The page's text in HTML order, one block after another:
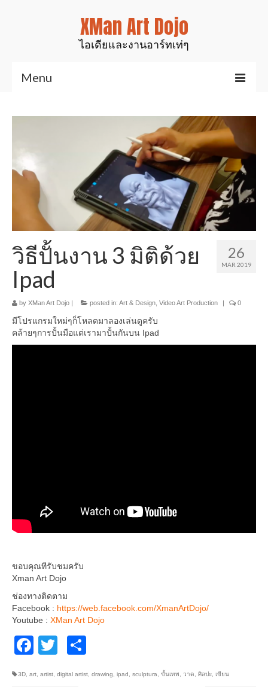
XMan Art Dojo
ไอเดียและงานอาร์ทเท่ๆ
Menu
งานมันส์ๆเท่ๆ
สินค้าของเรา
งานเรซิ่นเคลือบไม้
งานศิลป์สำหรับตกแต่ง
รูปปั้นสัตว์ต่างๆ
อื่นๆ
26
MAR 2019
วิธีปั้นงาน 3 มิติด้วย
Ipad
by XMan Art Dojo posted in: Art & Design, Video Art Production 0
มีโปรแกรมใหม่ๆก็โหลดมาลองเล่นดูครับ
คล้ายๆการปั้นมือแต่เรามาปั้นกันบน Ipad
ขอบคุณทีรับชมครับ
Xman Art Dojo
ช่องทางติดตาม
Facebook : https://web.facebook.com/XmanArtDojo/
Youtube : XMan Art Dojo
Facebook
Twitter
3D, art, artist, digital artist, drawing, ipad , sculptura, ขั้นเทพ, วาด, ศิลปะ, เขียน